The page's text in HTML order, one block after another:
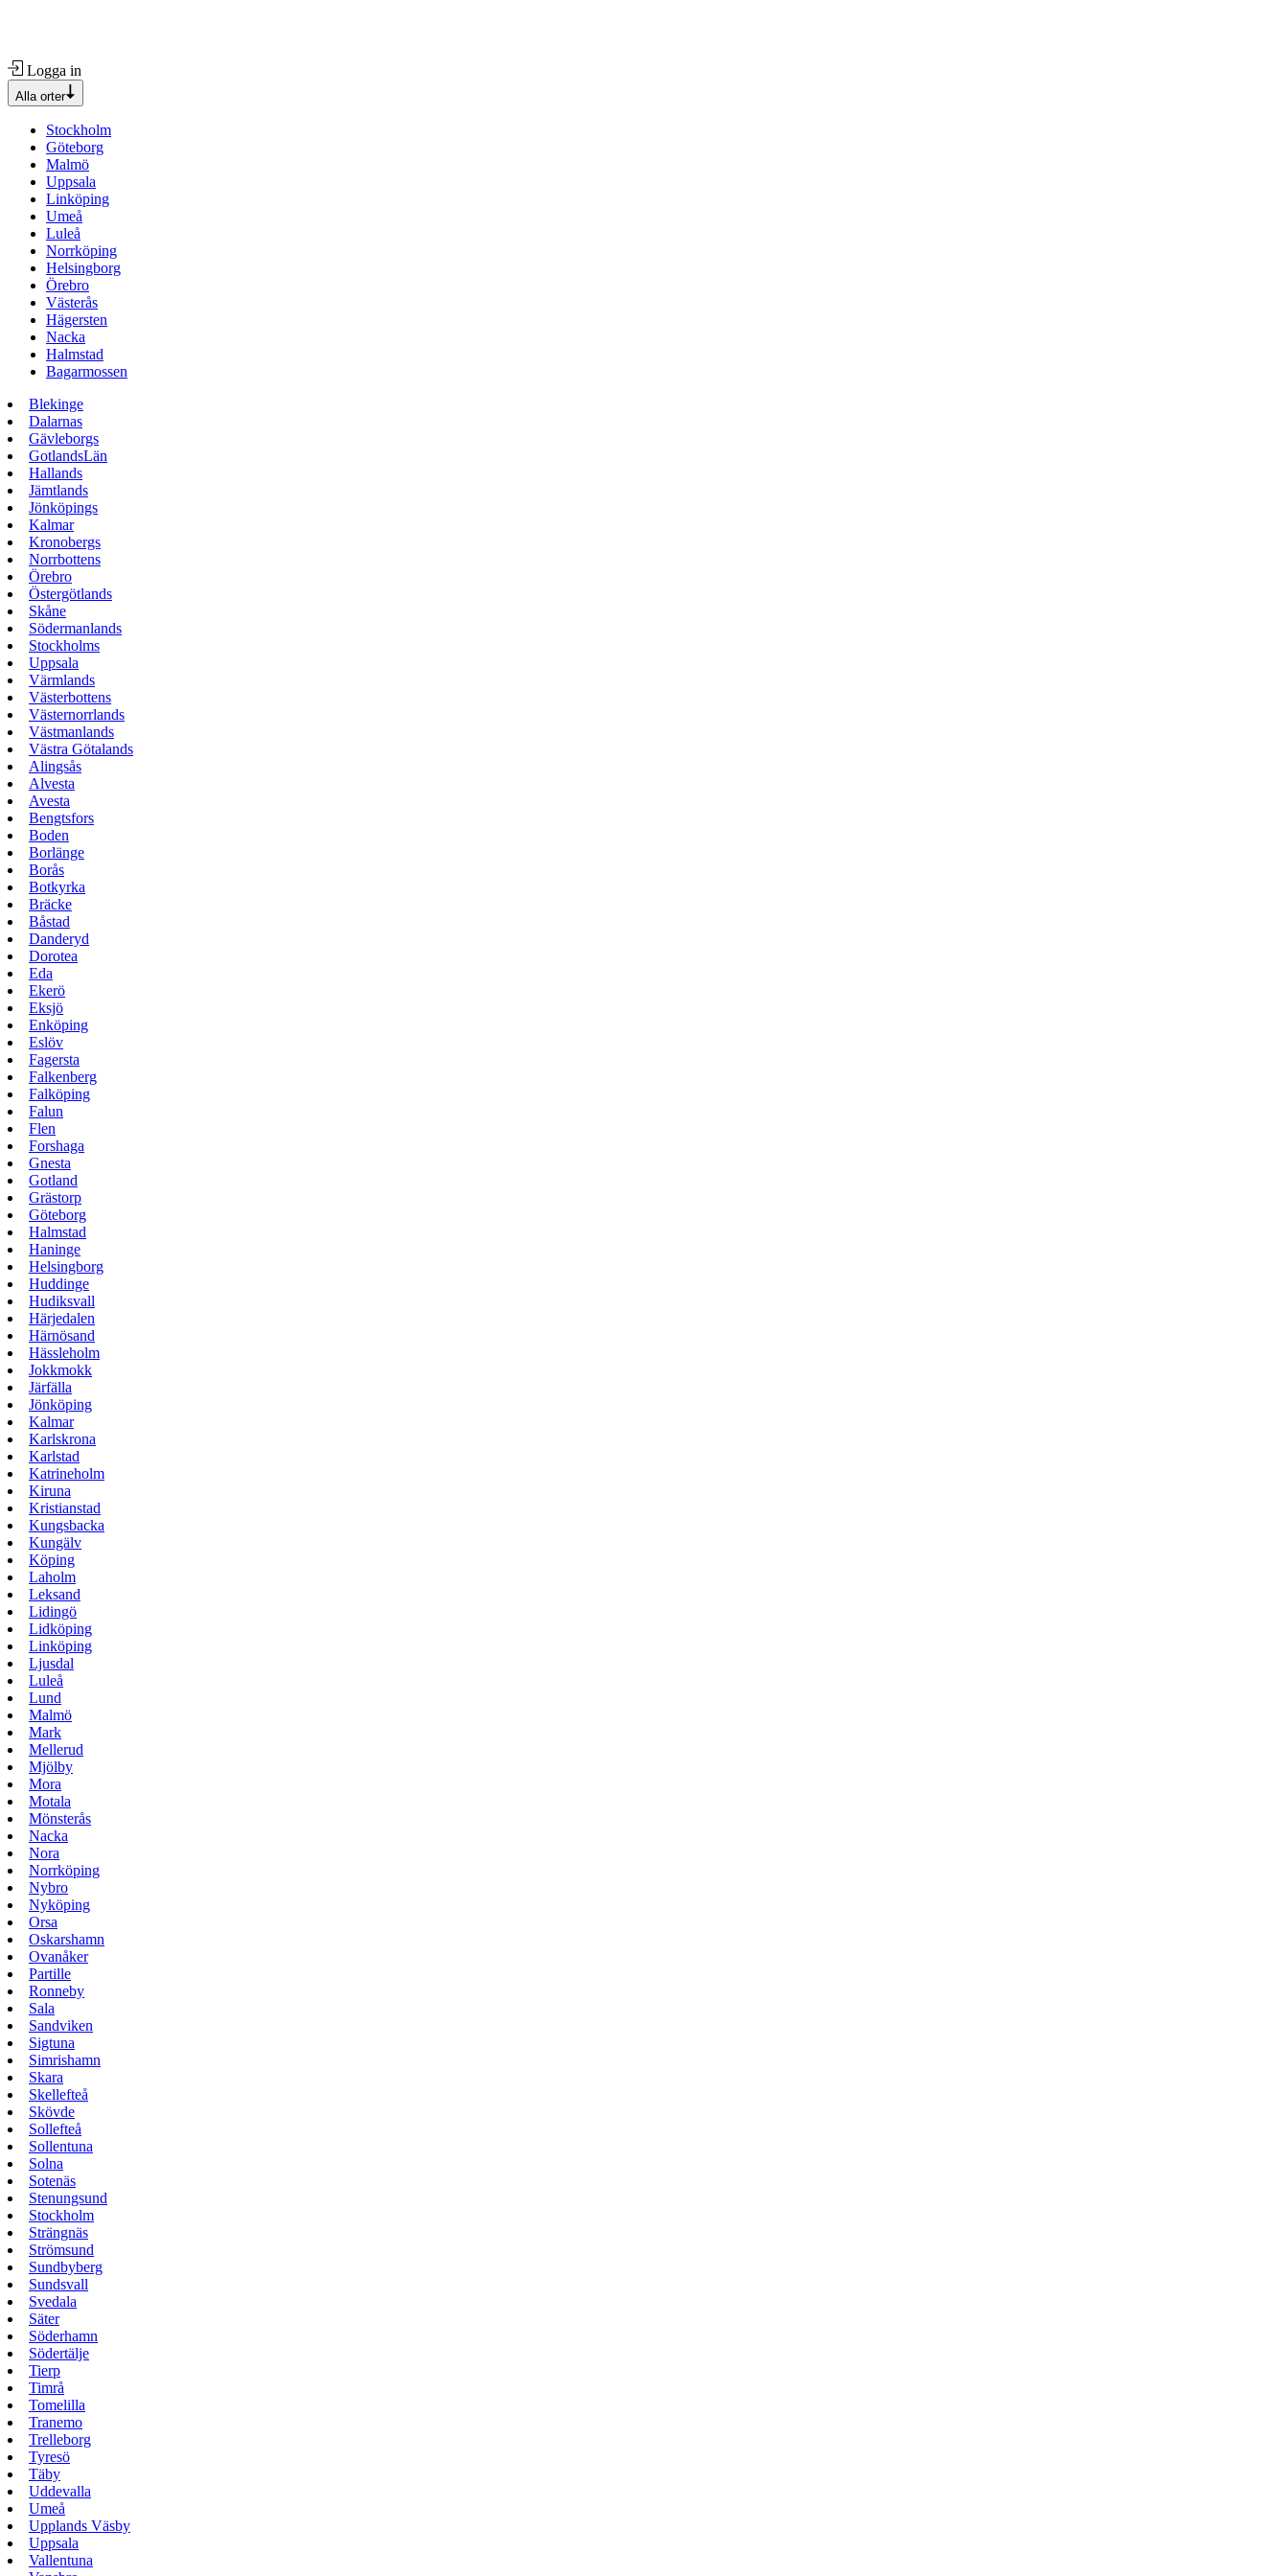
Logga in
Alla orter
Stockholm
Göteborg
Malmö
Uppsala
Linköping
Umeå
Luleå
Norrköping
Helsingborg
Örebro
Västerås
Hägersten
Nacka
Halmstad
Bagarmossen
Blekinge
Dalarnas
Gävleborgs
GotlandsLän
Hallands
Jämtlands
Jönköpings
Kalmar
Kronobergs
Norrbottens
Örebro
Östergötlands
Skåne
Södermanlands
Stockholms
Uppsala
Värmlands
Västerbottens
Västernorrlands
Västmanlands
Västra Götalands
Alingsås
Alvesta
Avesta
Bengtsfors
Boden
Borlänge
Borås
Botkyrka
Bräcke
Båstad
Danderyd
Dorotea
Eda
Ekerö
Eksjö
Enköping
Eslöv
Fagersta
Falkenberg
Falköping
Falun
Flen
Forshaga
Gnesta
Gotland
Grästorp
Göteborg
Halmstad
Haninge
Helsingborg
Huddinge
Hudiksvall
Härjedalen
Härnösand
Hässleholm
Jokkmokk
Järfälla
Jönköping
Kalmar
Karlskrona
Karlstad
Katrineholm
Kiruna
Kristianstad
Kungsbacka
Kungälv
Köping
Laholm
Leksand
Lidingö
Lidköping
Linköping
Ljusdal
Luleå
Lund
Malmö
Mark
Mellerud
Mjölby
Mora
Motala
Mönsterås
Nacka
Nora
Norrköping
Nybro
Nyköping
Orsa
Oskarshamn
Ovanåker
Partille
Ronneby
Sala
Sandviken
Sigtuna
Simrishamn
Skara
Skellefteå
Skövde
Sollefteå
Sollentuna
Solna
Sotenäs
Stenungsund
Stockholm
Strängnäs
Strömsund
Sundbyberg
Sundsvall
Svedala
Säter
Söderhamn
Södertälje
Tierp
Timrå
Tomelilla
Tranemo
Trelleborg
Tyresö
Täby
Uddevalla
Umeå
Upplands Väsby
Uppsala
Vallentuna